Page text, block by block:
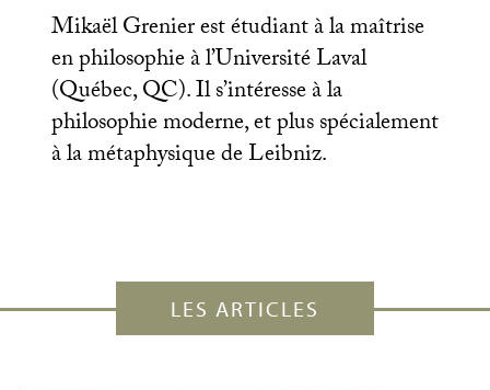
Mikaël Grenier est étudiant à la maîtrise
en philosophie à l’Université Laval
(Québec,QC). Il s’intéresse à la
philosophie moderne, et plus spécialement
à la métaphysique de Leibniz.
LES ARTICLES